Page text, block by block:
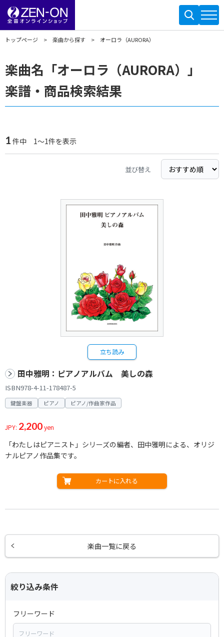
トップページ 楽曲から探す オーロラ（AURORA）
楽曲名「オーロラ（AURORA）」
楽譜・商品検索結果
1 件中 1～1件を表示
並び替え
立ち読み
田中雅明：ピアノアルバム 美しの森
ISBN978-4-11-178487-5
鍵盤楽器 ピアノ ピアノ/作曲家作品
JPY: 2,200yen
「わたしはピアニスト」シリーズの編者、田中雅明による、オリジ
ナルピアノ作品集です。
カートに入れる
楽曲一覧に戻る
絞り込み条件
フリーワード